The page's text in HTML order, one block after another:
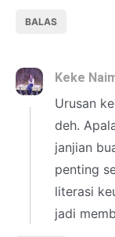
BALAS
Keke
Urusan
deh.
janjian
penting
literasi
jadi